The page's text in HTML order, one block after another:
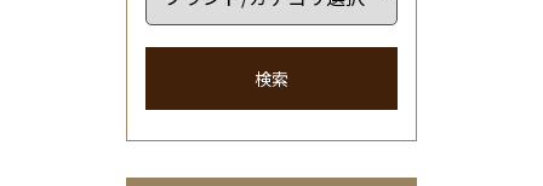
検索